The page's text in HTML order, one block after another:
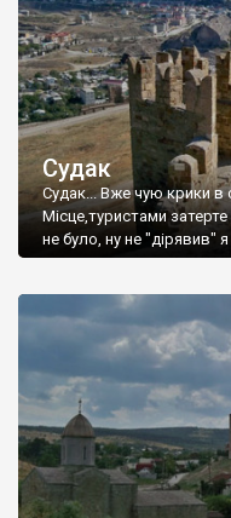
Судак
Судак... Вже чую крики в
Місце,туристами
не було, ну не "дірявив" я